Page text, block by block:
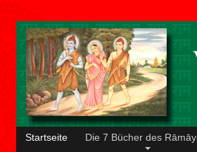
Startseite Die 7 Bücher des